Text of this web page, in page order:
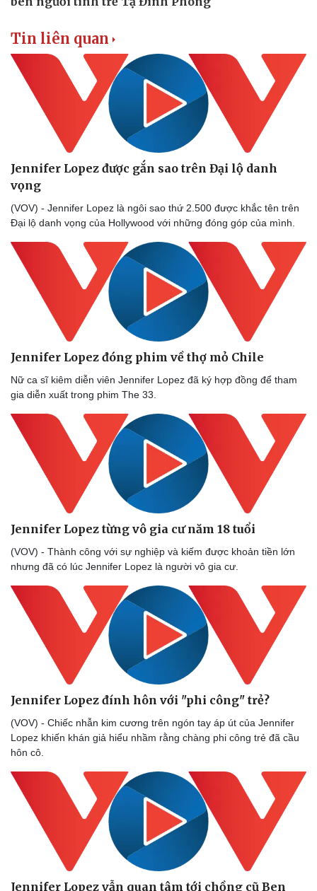
Thông tin doanh nghiệp
Doanh nghiệp 24h
Doanh nhân
Vì cộng đồng
Tin Công nghệ
Trải nghiệm
Chuyển đổi số
Sức khỏe
Cây thuốc
Sản phụ khoa
Nhi khoa
Nam khoa
Làm đẹp - giảm cân
Phòng mạch online
Ăn sạch sống khỏe
Đời sống
Blog
Tình yêu - Gia đình
Tin liên quan
Jennifer Lopez được gắn sao trên Đại lộ danh
vọng
(VOV) - Jennifer Lopez là ngôi sao thứ 2.500 được khắc tên trên
Đại lộ danh vọng của Hollywood với những đóng góp của mình.
Jennifer Lopez đóng phim về thợ mỏ Chile
Nữ ca sĩ kiêm diễn viên Jennifer Lopez đã ký hợp đồng để tham
gia diễn xuất trong phim The 33.
Jennifer Lopez từng vô gia cư năm 18 tuổi
(VOV) - Thành công với sự nghiệp và kiếm được khoản tiền lớn
nhưng đã có lúc Jennifer Lopez là người vô gia cư.
Jennifer Lopez đính hôn với "phi công" trẻ?
(VOV) - Chiếc nhẫn kim cương trên ngón tay áp út của Jennifer
Lopez khiến khán giả hiểu nhầm rằng chàng phi công trẻ đã cầu
hôn cô.
Jennifer Lopez vẫn quan tâm tới chồng cũ Ben